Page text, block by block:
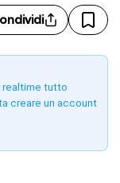
realtime tutto
creare un account